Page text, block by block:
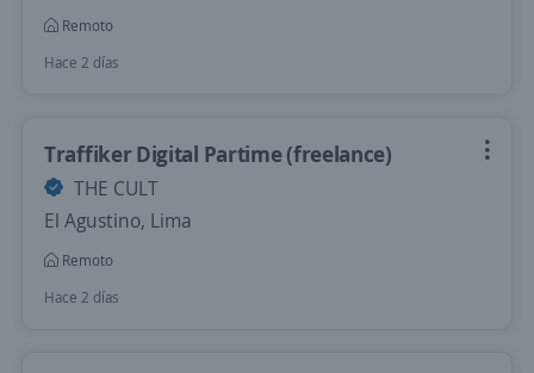
Remoto
Hace 2 días
Traffiker Digital Partime (freelance)
THE CULT
El Agustino, Lima
Remoto
Hace 2 días